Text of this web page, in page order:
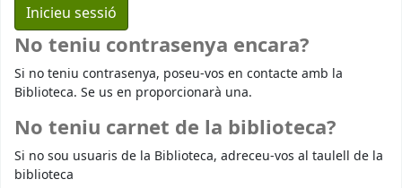
No teniu contrasenya encara?
Si no teniu contrasenya, poseu-vos en contacte amb la
Biblioteca. Se us en proporcionarà una.
No teniu carnet de la biblioteca?
Si no sou usuaris de la Biblioteca, adreceu-vos al taulell de la
biblioteca